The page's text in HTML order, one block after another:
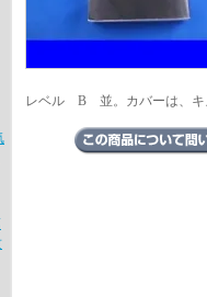
レベル B 並。カバーは、キ